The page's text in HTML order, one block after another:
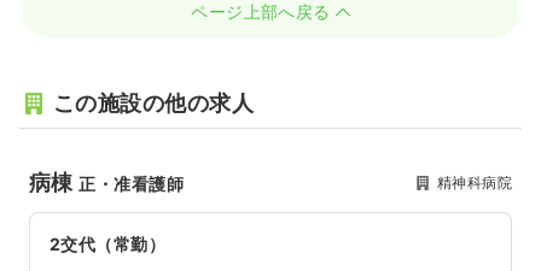
ページ上部へ戻る
この施設の他の求人
病棟正・准看護師 精神科病院
2交代（常勤）